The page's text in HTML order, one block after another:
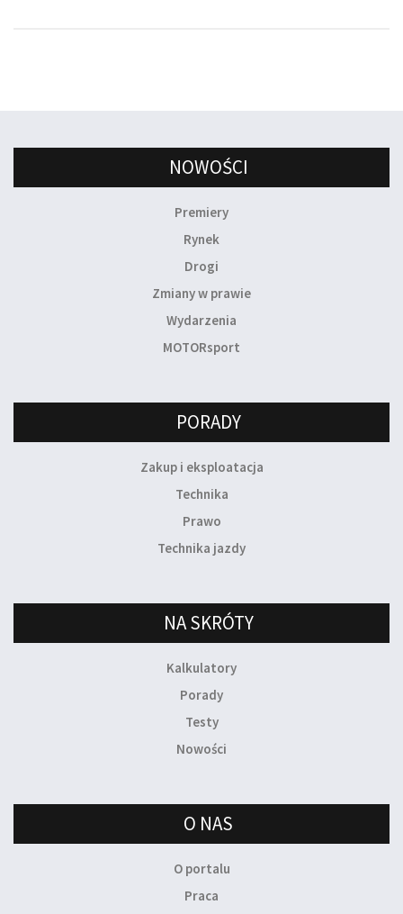
NOWOŚCI
Premiery
Rynek
Drogi
Zmiany w prawie
Wydarzenia
MOTORsport
PORADY
Zakup i eksploatacja
Technika
Prawo
Technika jazdy
NA SKRÓTY
Kalkulatory
Porady
Testy
Nowości
O NAS
O portalu
Praca